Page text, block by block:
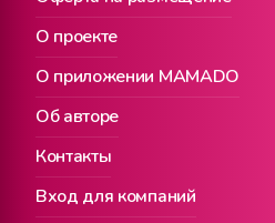
О проекте
Вход для компаний
О приложении MAMADO
Об авторе
Контакты